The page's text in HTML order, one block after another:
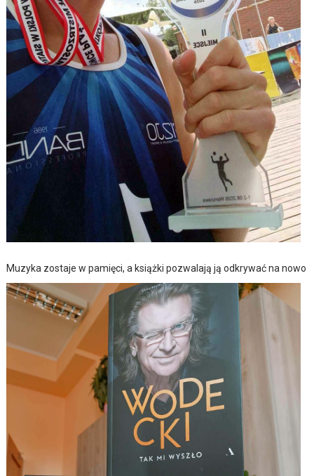
Muzyka zostaje w pamięci, a książki pozwalają ją odkrywać na nowo